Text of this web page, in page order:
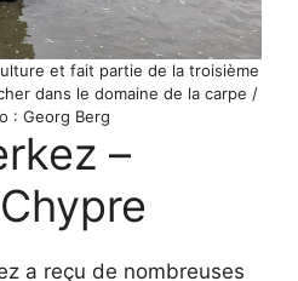
et fait partie de la troisième
dans le domaine de la carpe /
: Georg Berg
–
a reçu de nombreuses